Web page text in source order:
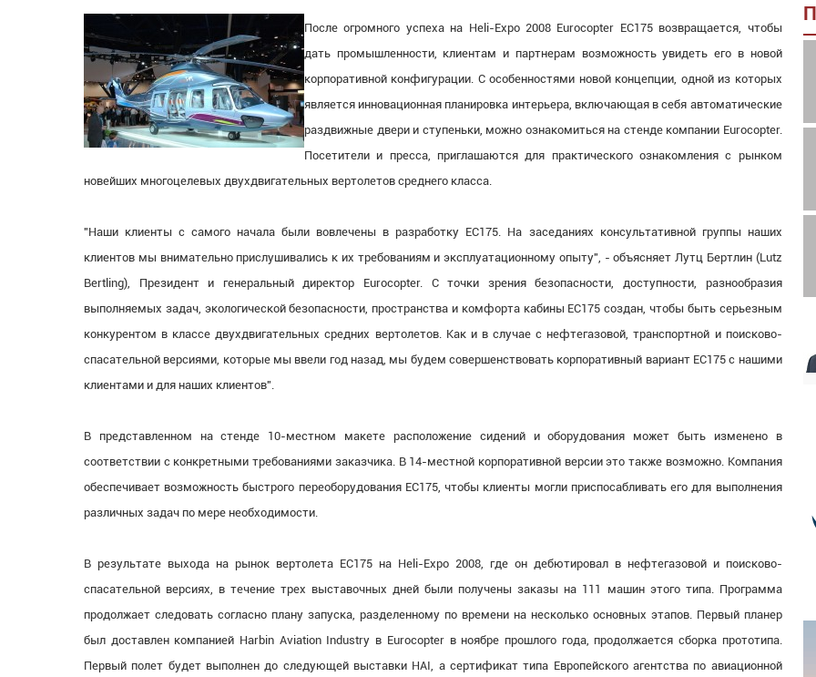
После огромного успеха на Heli-Expo 2008 Eurocopter EC175 возвращается, чтобы
дать промышленности, клиентам и партнерам возможность увидеть его в новой
корпоративной конфигурации. С особенностями новой концепции, одной из которых
является инновационная планировка интерьера, включающая в себя автоматические
раздвижные двери и ступеньки, можно ознакомиться на стенде компании Eurocopter.
Посетители и пресса, приглашаются для практического ознакомления с рынком
новейших многоцелевых двухдвигательных вертолетов среднего класса.
"Наши клиенты с самого начала были вовлечены в разработку EC175. На заседаниях консультативной группы наших
клиентов мы внимательно прислушивались к их требованиям и эксплуатационному опыту", - объясняет Лутц Бертлин (Lutz
Bertling), Президент и генеральный директор Eurocopter. С точки зрения безопасности, доступности, разнообразия
выполняемых задач, экологической безопасности, пространства и комфорта кабины EC175 создан, чтобы быть серьезным
конкурентом в классе двухдвигательных средних вертолетов. Как и в случае с нефтегазовой, транспортной и поисково-
спасательной версиями, которые мы ввели год назад, мы будем совершенствовать корпоративный вариант EC175 с нашими
клиентами и для наших клиентов".
В представленном на стенде 10-местном макете расположение сидений и оборудования может быть изменено в
соответствии с конкретными требованиями заказчика. В 14-местной корпоративной версии это также возможно. Компания
обеспечивает возможность быстрого переоборудования EC175, чтобы клиенты могли приспосабливать его для выполнения
различных задач по мере необходимости.
В результате выхода на рынок вертолета EC175 на Heli-Expo 2008, где он дебютировал в нефтегазовой и поисково-
спасательной версиях, в течение трех выставочных дней были получены заказы на 111 машин этого типа. Программа
продолжает следовать согласно плану запуска, разделенному по времени на несколько основных этапов. Первый планер
был доставлен компанией Harbin Aviation Industry в Eurocopter в ноябре прошлого года, продолжается сборка прототипа.
Первый полет будет выполнен до следующей выставки HAI, а сертификат типа Европейского агентства по авиационной